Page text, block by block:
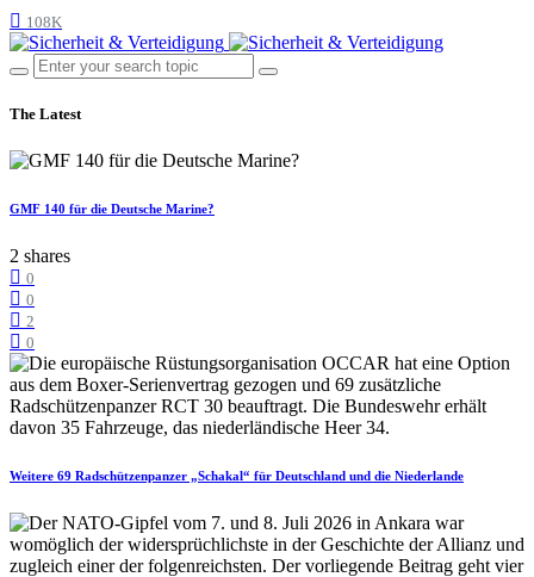
108K
The Latest
GMF 140 für die Deutsche Marine?
2 shares
0
0
2
0
Weitere 69 Radschützenpanzer „Schakal“ für Deutschland und die Niederlande